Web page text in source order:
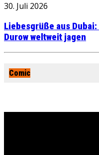
30. Juli 2026
Liebesgrüße aus
Durow weltweit jagen
Comic